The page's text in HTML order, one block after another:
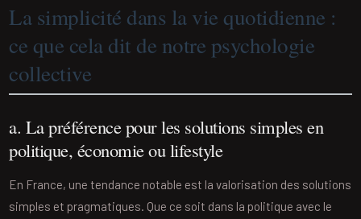
La simplicité dans la vie quotidienne :
ce que cela dit de notre psychologie
collective
a. La préférence pour les solutions simples en
politique, économie ou lifestyle
En France, une tendance notable est la valorisation des solutions
simples et pragmatiques. Que ce soit dans la politique avec le